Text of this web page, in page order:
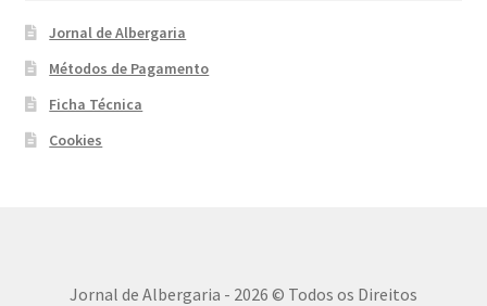
Jornal de Albergaria
Métodos de Pagamento
Ficha Técnica
Cookies
Jornal de Albergaria - 2026 © Todos os Direitos